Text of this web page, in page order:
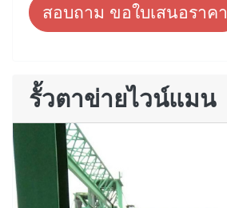
สอบถาม ขอใบเสนอราคา
รั้วตาข่ายไวน์แมน